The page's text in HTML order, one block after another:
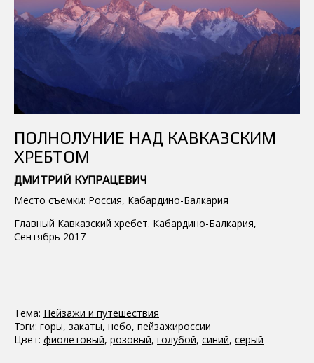
ПОЛНОЛУНИЕ НАД КАВКАЗСКИМ
ХРЕБТОМ
ДМИТРИЙ КУПРАЦЕВИЧ
Место съёмки: Россия, Кабардино-Балкария
Главный Кавказский хребет. Кабардино-Балкария,
Сентябрь 2017
Тема: Пейзажи и путешествия
Тэги: горы, закаты, небо, пейзажироссии
Цвет: фиолетовый, розовый, голубой, синий, серый